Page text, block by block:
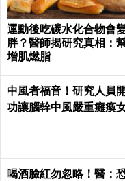
運動後吃碳水化合物會
胖？醫師揭研究真相：
增肌燃脂
中風者福音！研究人員
功讓腦幹中風嚴重癱瘓
喝酒臉紅勿忽略！醫：